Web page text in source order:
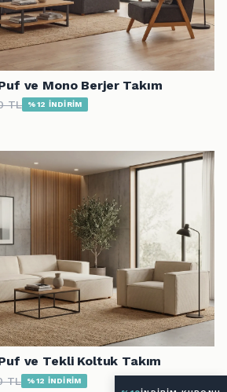
ve Mono Berjer Takım
TL %12 İNDİRİM
ve Tekli Koltuk Takım
TL %12 İNDİRİM